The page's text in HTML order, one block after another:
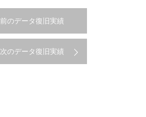
前のデータ復旧実績
次のデータ復旧実績